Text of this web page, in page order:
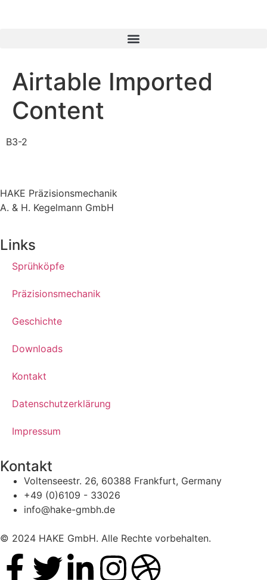
Airtable Imported
Content
B3-2
HAKE Präzisionsmechanik
A. & H. Kegelmann GmbH
Links
Sprühköpfe
Präzisionsmechanik
Geschichte
Downloads
Kontakt
Datenschutzerklärung
Impressum
Kontakt
Voltenseestr. 26, 60388 Frankfurt, Germany
+49 (0)6109 - 33026
info@hake-gmbh.de
© 2024 HAKE GmbH. Alle Rechte vorbehalten.